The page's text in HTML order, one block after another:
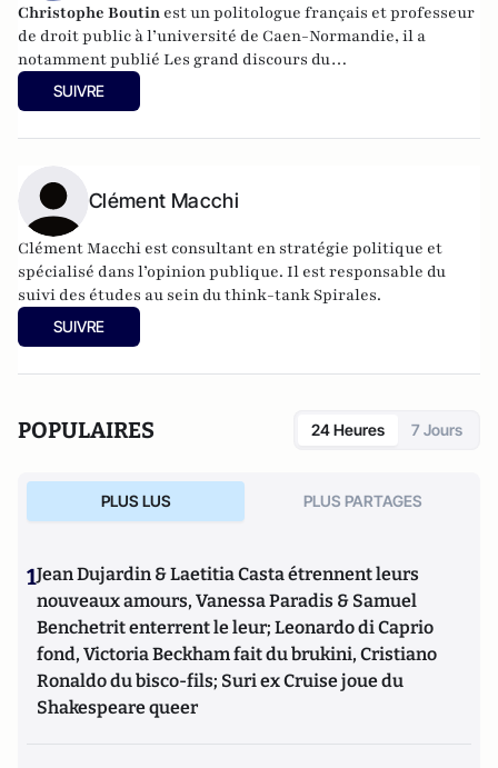
Christophe Boutin est un politologue français et professeur
de droit public à l’université de Caen-Normandie, il a
notamment publié Les grand discours du
XXe siècle(Flammarion 2009) et co-dirigé
du conservatisme
SUIVRE
Clément Macchi
Clément Macchi est consultant en stratégie politique et
spécialisé dans l’opinion publique. Il est responsable du
suivi des études au sein du think-tank Spirales.
SUIVRE
POPULAIRES 24 Heures 7 Jours
PLUS LUS PLUS PARTAGES
1Jean Dujardin & Laetitia Casta étrennent leurs
nouveaux amours, Vanessa Paradis & Samuel
Benchetrit enterrent le leur; Leonardo di Caprio
fond, Victoria Beckham fait du brukini, Cristiano
Ronaldo du bisco-fils; Suri ex Cruise joue du
Shakespeare queer